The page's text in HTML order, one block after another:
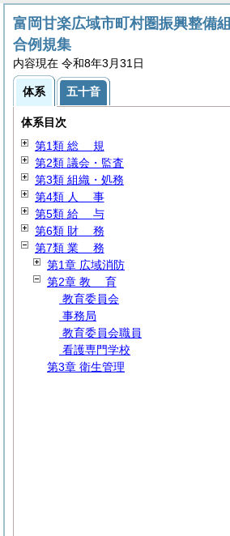
富岡甘楽広域市町村圏振興整備組
合例規集
内容現在 令和8年3月31日
体系 五十音
体系目次
第1類 総 規
第2類 議会・監査
第3類 組織・処務
第4類 人 事
第5類 給 与
第6類 財 務
第7類 業 務
第1章 広域消防
第2章 教 育
教育委員会
事務局
教育委員会職員
看護専門学校
第3章 衛生管理